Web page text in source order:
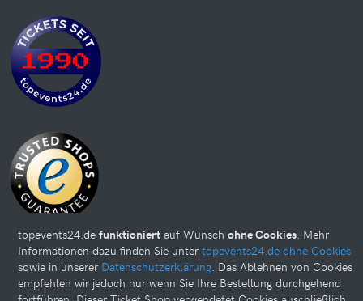
Diese Website kann Cookies verwenden. Bitte nehmen Sie weiter
topevents24.de funktioniert auf Wunsch ohne Cookies. Mehr
Informationen dazu finden Sie unter topevents24.de ohne Cookies
sowie in unserer Datenschutzerklärung. Das Ablehnen von Cookies
empfehlen wir jedoch nur wenn Sie Ihre Bestellung durchgehend